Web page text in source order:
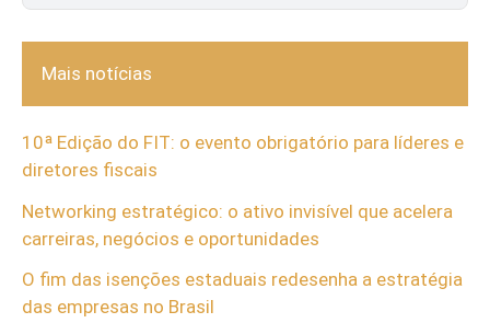
Mais notícias
10ª Edição do FIT: o evento obrigatório para líderes e
diretores fiscais
Networking estratégico: o ativo invisível que acelera
carreiras, negócios e oportunidades
O fim das isenções estaduais redesenha a estratégia
das empresas no Brasil